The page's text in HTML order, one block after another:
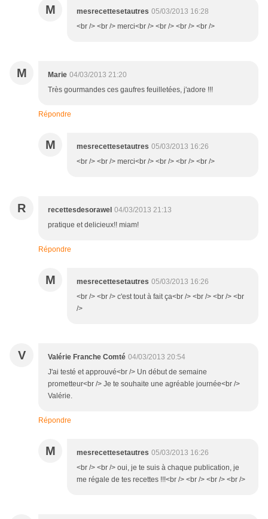
M mesrecettesetautres 05/03/2013 16:28
<br /> <br /> merci<br /> <br /> <br /> <br />
M Marie 04/03/2013 21:20
Très gourmandes ces gaufres feuilletées, j'adore !!!
Répondre
M mesrecettesetautres 05/03/2013 16:26
<br /> <br /> merci<br /> <br /> <br /> <br />
R recettesdesorawel 04/03/2013 21:13
pratique et delicieux!! miam!
Répondre
M mesrecettesetautres 05/03/2013 16:26
<br /> <br /> c'est tout à fait ça<br /> <br /> <br /> <br
/>
V Valérie Franche Comté 04/03/2013 20:54
J'ai testé et approuvé<br /> Un début de semaine
prometteur<br /> Je te souhaite une agréable journée<br />
Valérie.
Répondre
M mesrecettesetautres 05/03/2013 16:26
<br /> <br /> oui, je te suis à chaque publication, je
me régale de tes recettes !!!<br /> <br /> <br /> <br />